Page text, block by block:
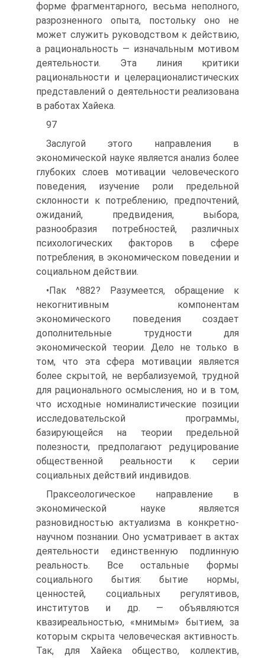
форме фрагментарного, весьма неполного,
разрозненного опыта, постольку оно не
может служить руководством к действию,
а рациональность — изначальным мотивом
деятельности. Эта линия критики
рациональности и целерационалистических
представлений о деятельности реализована
в работах Хайека.
97
Заслугой этого направления в
экономической науке является анализ более
глубоких слоев мотивации человеческого
поведения, изучение роли предельной
склонности к потреблению, предпочтений,
ожиданий, предвидения, выбора,
разнообразия потребностей, различных
психологических факторов в сфере
потребления, в экономическом поведении и
социальном действии.
•Пак ^882? Разумеется, обращение к
некогнитивным компонентам
экономического поведения создает
дополнительные трудности для
экономической теории. Дело не только в
том, что эта сфера мотивации является
более скрытой, не вербализуемой, трудной
для рационального осмысления, но и в том,
что исходные номиналистические позиции
исследовательской программы,
базирующейся на теории предельной
полезности, предполагают редуцирование
общественной реальности к серии
социальных действий индивидов.
Праксеологическое направление в
экономической науке является
разновидностью актуализма в конкретно-
научном познании. Оно усматривает в актах
деятельности единственную подлинную
реальность. Все остальные формы
социального бытия: бытие нормы,
ценностей, социальных регулятивов,
институтов и др. — объявляются
квазиреальностью, «мнимым» бытием, за
которым скрыта человеческая активность.
Так, для Хайека общество, коллектив,